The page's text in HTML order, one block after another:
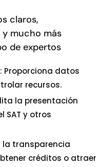
claros,
mucho más
de expertos
Proporciona datos
recursos.
la presentación
SAT y otros
la transparencia
créditos o atraer